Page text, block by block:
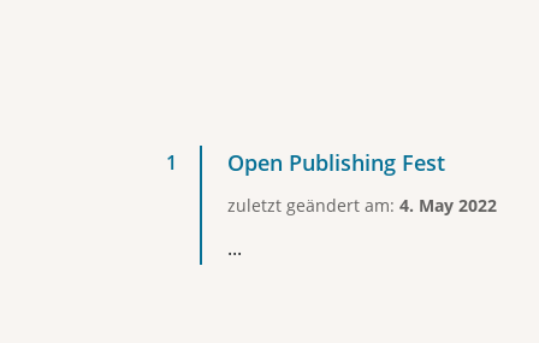
Open Publishing Fest
zuletzt geändert am: 4. May 2022
...